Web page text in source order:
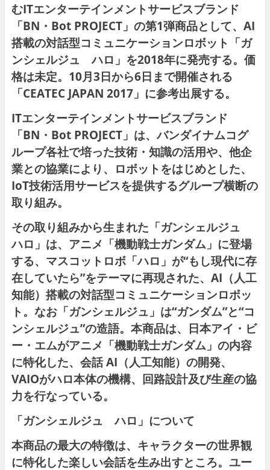
むITエンターテインメントサービスブランド
「BN・Bot PROJECT」の第1弾商品として、AI
搭載の対話型コミュニケーションロボット「ガ
ンシェルジュ ハロ」を2018年に発売する。価
格は未定。10月3日から6日まで開催される
「CEATEC JAPAN 2017」に参考出展する。
ITエンターテインメントサービスブランド
「BN・Bot PROJECT」は、バンダイナムコグ
ループ各社で培った技術・知識の活用や、他企
業との協業により、ロボットをはじめとした、
IoT技術活用サービスを提供するグループ横断の
取り組み。
その取り組みから生まれた「ガンシェルジュ
ハロ」は、アニメ「機動戦士ガンダム」に登場
する、マスコットロボ「ハロ」が“もし現代に存
在していたら”をテーマに再現された、AI（人工
知能）搭載の対話型コミュニケーションロボッ
ト。なお「ガンシェルジュ」は“ガンダム”と“コ
ンシェルジュ”の造語。本商品は、日本アイ・ビ
ー・エムがアニメ「機動戦士ガンダム」の内容
に特化した、会話 AI（人工知能）の開発、
VAIOがハロ本体の機構、回路設計及び生産の協
力を行なっている。
「ガンシェルジュ ハロ」について
本商品の最大の特徴は、キャラクターの世界観
に特化した楽しい会話を生み出すところ。ユー